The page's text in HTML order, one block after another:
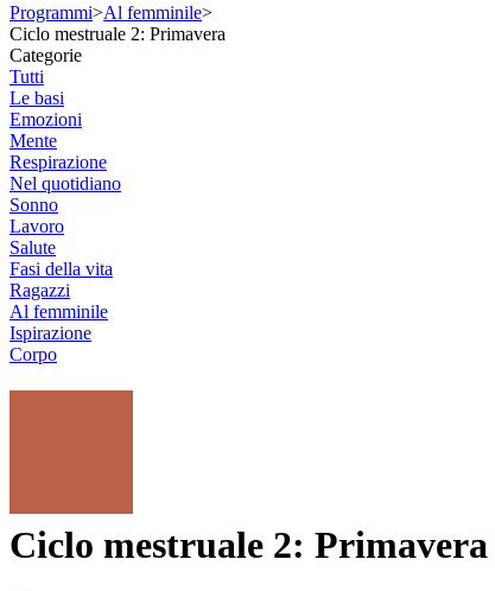
Programmi>Al femminile>
Ciclo mestruale 2: Primavera
Categorie
Tutti
Le basi
Emozioni
Mente
Respirazione
Nel quotidiano
Sonno
Lavoro
Salute
Fasi della vita
Ragazzi
Al femminile
Ispirazione
Corpo
Ciclo mestruale 2: Primavera